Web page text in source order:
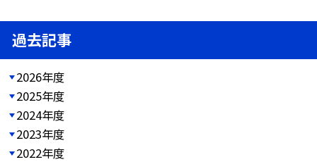
過去記事
2026年度
2025年度
2024年度
2023年度
2022年度